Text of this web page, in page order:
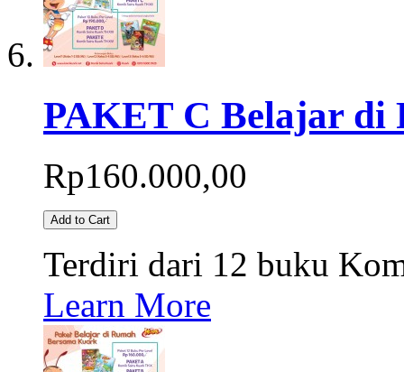
PAKET C Belajar di
Rp160.000,00
Add to Cart
Terdiri dari 12 buku
Learn More